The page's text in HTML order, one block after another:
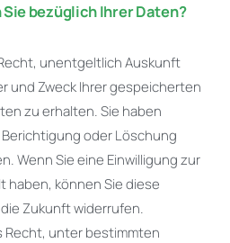
bezüglich Ihrer Daten?
unentgeltlich Auskunft
und Zweck Ihrer gespeicherten
zu erhalten. Sie haben
oder Löschung
Wenn Sie eine Einwilligung zur
können Sie diese
Zukunft widerrufen.
Recht, unter bestimmten